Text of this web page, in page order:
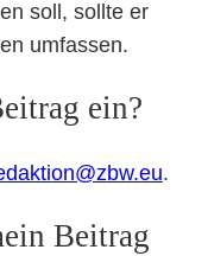
soll, sollte er
umfassen.
ein?
.
Beitrag